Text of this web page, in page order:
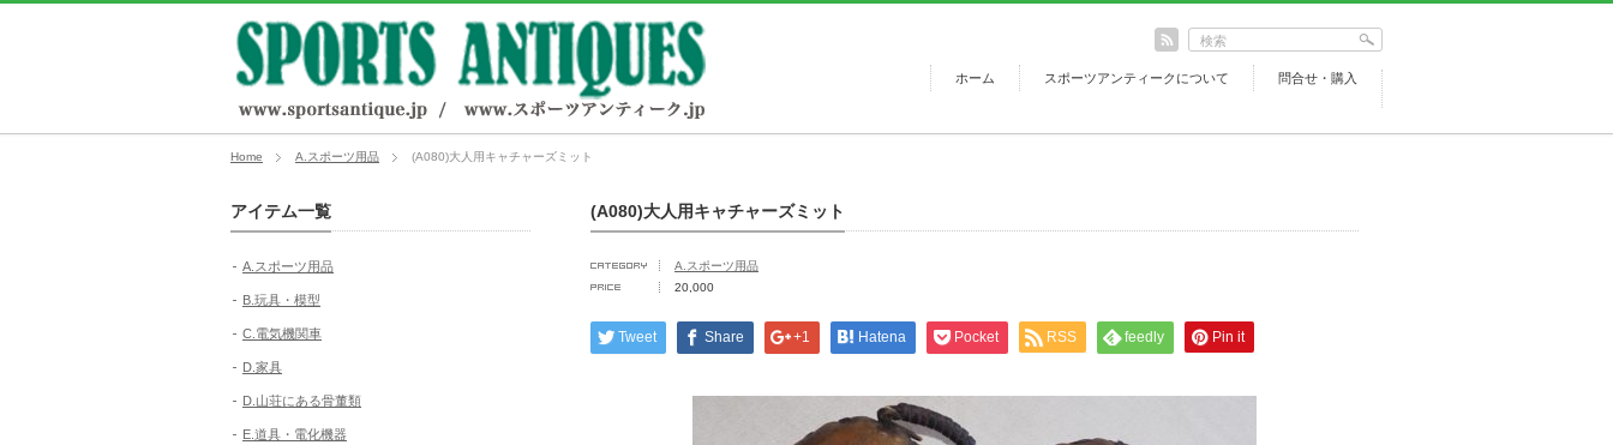
ホーム スポーツアンティークについて 問合せ・購入
Home A.スポーツ用品 (A080)大人用キャチャーズミット
(A080)大人用キャチャーズミット
A.スポーツ用品
20,000
Tweet Share +1 Hatena Pocket RSS feedly Pin it
アイテム一覧
A.スポーツ用品
B.玩具・模型
C.電気機関車
D.家具
D.山荘にある骨董類
E.道具・電化機器